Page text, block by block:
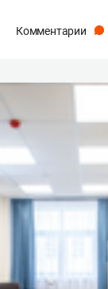
Комментарии